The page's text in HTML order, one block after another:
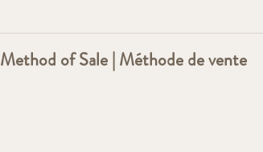
Method of Sale | Méthode de vente